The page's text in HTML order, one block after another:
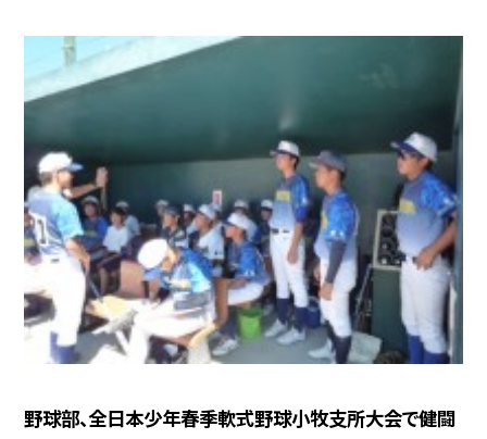
野球部、全日本少年春季軟式野球小牧支所大会で健闘